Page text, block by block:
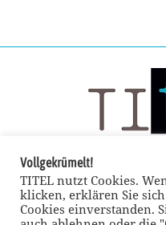
Vollgekrümelt!
TITEL nutzt Cookies.
klicken, erklären Sie
Cookies einverstanden.